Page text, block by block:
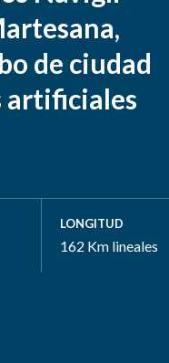
de ciudad
artificiales
LONGITUD
162 Km lineales